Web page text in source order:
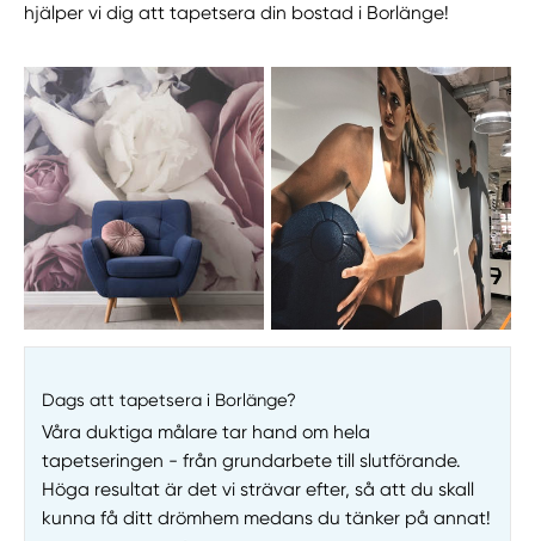
hjälper vi dig att tapetsera din bostad i Borlänge!
Dags att tapetsera i Borlänge?
Våra duktiga målare tar hand om hela
tapetseringen - från grundarbete till slutförande.
Höga resultat är det vi strävar efter, så att du skall
kunna få ditt drömhem medans du tänker på annat!